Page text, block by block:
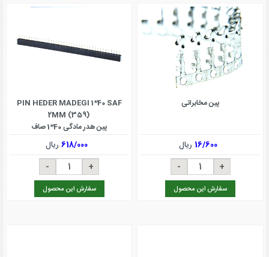
پین مخابراتی
16/600 ریال
سفارش این محصول
PIN HEDER MADEGI 1*40 SAF
2MM (359)
پین هدر مادگی 40*1 صاف
618/000ریال
سفارش این محصول